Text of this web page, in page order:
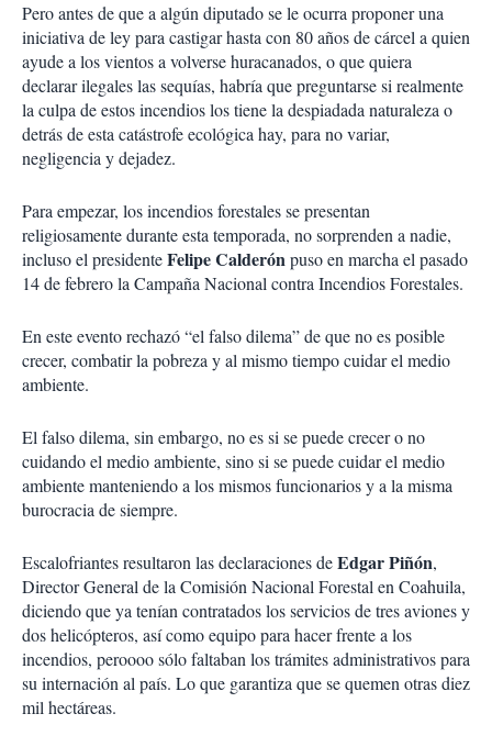
Pero antes de que a algún diputado se le ocurra proponer una
iniciativa de ley para castigar hasta con 80 años de cárcel a quien
ayude a los vientos a volverse huracanados, o que quiera
declarar ilegales las sequías, habría que preguntarse si realmente
la culpa de estos incendios los tiene la despiadada naturaleza o
detrás de esta catástrofe ecológica hay, para no variar,
negligencia y dejadez.
Para empezar, los incendios forestales se presentan
religiosamente durante esta temporada, no sorprenden a nadie,
incluso el presidenteFelipe Calderónpuso en marcha el pasado
14 de febrero la Campaña Nacional contra Incendios Forestales.
En este evento rechazó “el falso dilema” de que no es posible
crecer, combatir la pobreza y al mismo tiempo cuidar el medio
ambiente.
El falso dilema, sin embargo, no es si se puede crecer o no
cuidando el medio ambiente, sino si se puede cuidar el medio
ambiente manteniendo a los mismos funcionarios y a la misma
burocracia de siempre.
Escalofriantes resultaron las declaraciones deEdgar Piñón,
Director General de la Comisión Nacional Forestal en Coahuila,
diciendo que ya tenían contratados los servicios de tres aviones y
dos helicópteros, así como equipo para hacer frente a los
incendios, peroooo sólo faltaban los trámites administrativos para
su internación al país. Lo que garantiza que se quemen otras diez
mil hectáreas.